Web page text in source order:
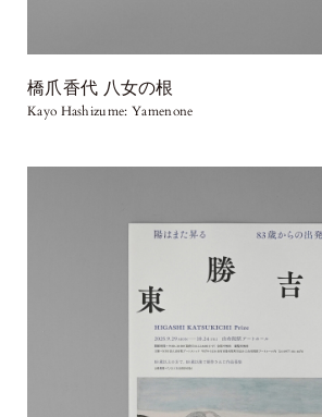
橋爪香代 八女の根
Kayo Hashizume: Yamenone